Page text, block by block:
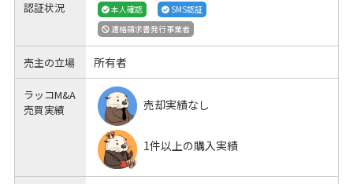
認証状況 本人確認
SMS認証
適格請求書発行事業者
売主の立場 所有者
ラッコM&A
売買実績
売却実績なし
1件以上の購入実績